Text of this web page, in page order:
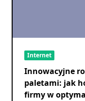
Internet
Innowacyjne
paletami: jak
firmy w